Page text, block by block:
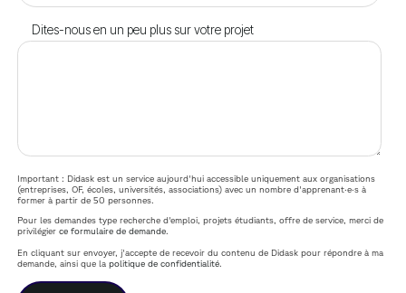
Dites-nous en un peu plus sur votre projet
Important : Didask est un service aujourd'hui accessible uniquement aux organisations
(entreprises, OF, écoles, universités, associations) avec un nombre d'apprenant·e·s à
former à partir de 50 personnes.
Pour les demandes type recherche d'emploi, projets étudiants, offre de service, merci de
privilégierce formulaire de demande.
En cliquant sur envoyer, j'accepte de recevoir du contenu de Didask pour répondre à ma
demande, ainsi que lapolitique de confidentialité.